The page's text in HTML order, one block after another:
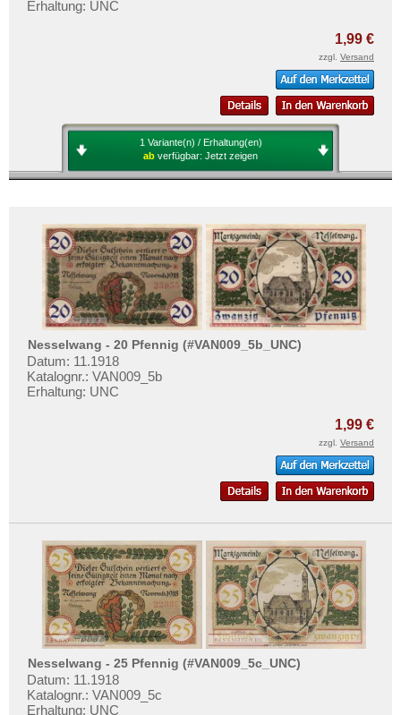
Erhaltung: UNC
1,99 €
zzgl. Versand
1 Variante(n) / Erhaltung(en)
ab verfügbar: Jetzt zeigen
Nesselwang - 20 Pfennig (#VAN009_5b_UNC)
Datum: 11.1918
Katalognr.: VAN009_5b
Erhaltung: UNC
1,99 €
zzgl. Versand
Nesselwang - 25 Pfennig (#VAN009_5c_UNC)
Datum: 11.1918
Katalognr.: VAN009_5c
Erhaltung: UNC